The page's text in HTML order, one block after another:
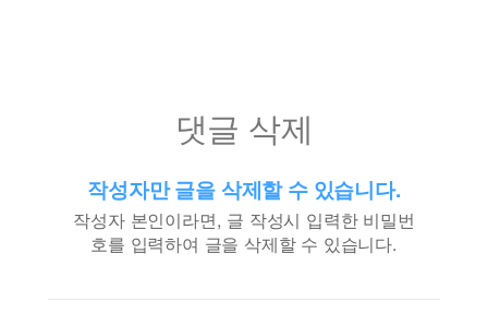
댓글 삭제
작성자만 글을 삭제할 수 있습니다.
작성자 본인이라면, 글 작성시 입력한 비밀번
호를 입력하여 글을 삭제할 수 있습니다.